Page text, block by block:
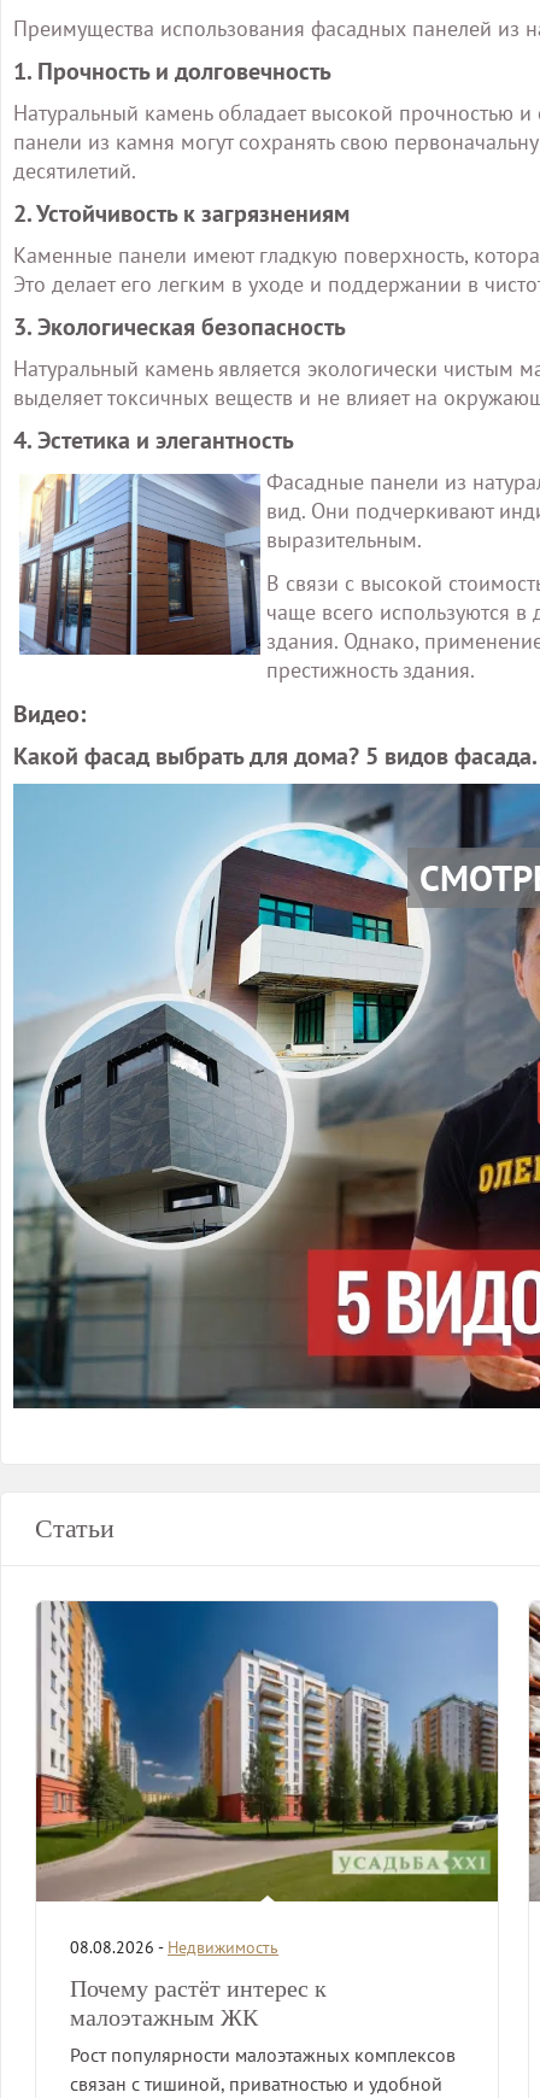
Преимущества использования фасадных панелей из
1. Прочность и долговечность
Натуральный камень обладает высокой прочностью
панели из камня могут сохранять свою
десятилетий.
2. Устойчивость к загрязнениям
Каменные панели имеют гладкую поверхность,
Это делает его легким в уходе и поддержании в
3. Экологическая безопасность
Натуральный камень является экологически
выделяет токсичных веществ и не влияет на
4. Эстетика и элегантность
Фасадные панели из
вид. Они подчеркивают
выразительным.
В связи с высокой
чаще всего используются
здания. Однако,
престижность здания.
Видео:
Какой фасад выбрать для дома? 5 видов
Статьи
08.08.2026 - Недвижимость
Почему растёт интерес к
малоэтажным ЖК
Рост популярности малоэтажных комплексов
связан с тишиной, приватностью и удобной